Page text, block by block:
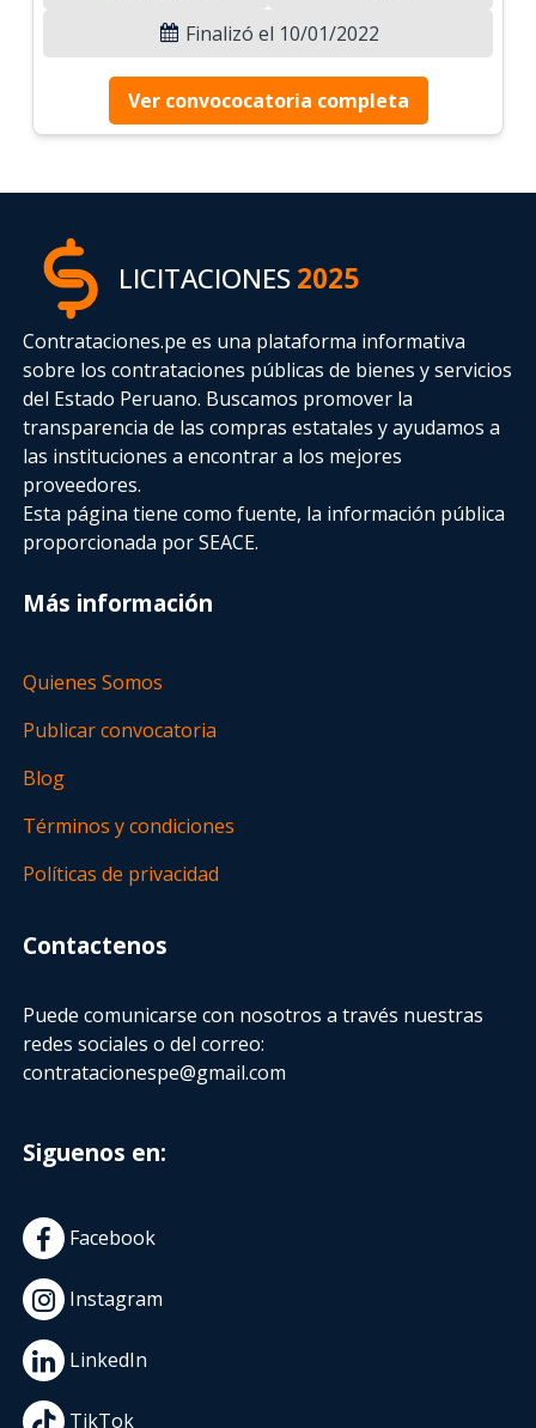
Finalizó el 10/01/2022
Ver convococatoria completa
LICITACIONES2025
Contrataciones.pe es una plataforma informativa
sobre los contrataciones públicas de bienes y servicios
del Estado Peruano. Buscamos promover la
transparencia de las compras estatalesy ayudamos a
las instituciones a encontrar a los mejores
proveedores.
Esta página tiene como fuente, la información pública
proporcionada por SEACE.
Más información
Quienes Somos
Publicar convocatoria
Blog
Términos y condiciones
Políticas de privacidad
Contactenos
Puede comunicarse con nosotros a través nuestras
redes sociales o del correo:
contratacionespe@gmail.com
Siguenos en:
Facebook
Instagram
LinkedIn
TikTok